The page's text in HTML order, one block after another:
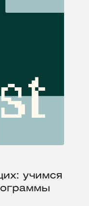
учимся